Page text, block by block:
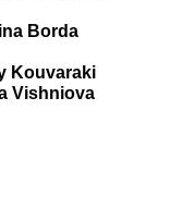
Borda
Kouvaraki
Vishniova